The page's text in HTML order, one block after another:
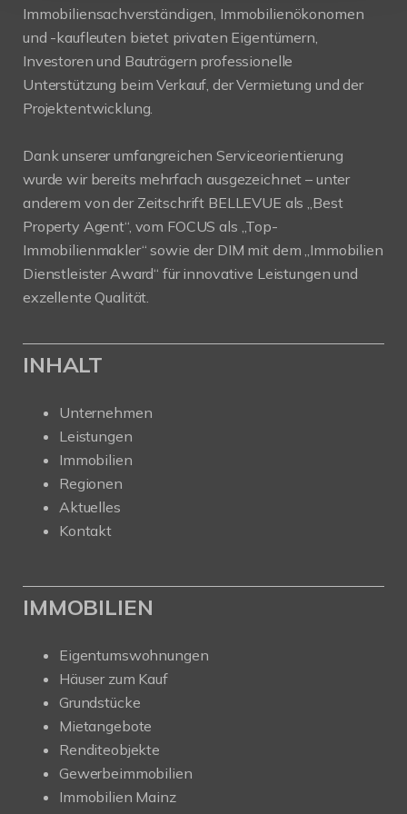
Immobiliensachverständigen, Immobilienökonomen
und -kaufleuten bietet privaten Eigentümern,
Investoren und Bauträgern professionelle
Unterstützung beim Verkauf, der Vermietung und der
Projektentwicklung.
Dank unserer umfangreichen Serviceorientierung
wurde wir bereits mehrfach ausgezeichnet – unter
anderem von der Zeitschrift BELLEVUE als „Best
Property Agent“, vom FOCUS als „Top-
Immobilienmakler“ sowie der DIM mit dem „Immobilien
Dienstleister Award“ für innovative Leistungen und
exzellente Qualität.
INHALT
Unternehmen
Leistungen
Immobilien
Regionen
Aktuelles
Kontakt
IMMOBILIEN
Eigentumswohnungen
Häuser zum Kauf
Grundstücke
Mietangebote
Renditeobjekte
Gewerbeimmobilien
Immobilien Mainz